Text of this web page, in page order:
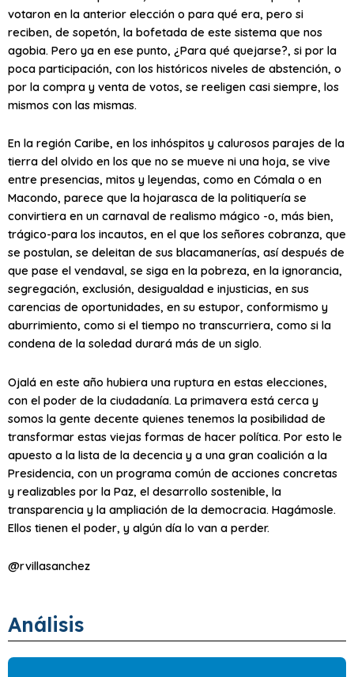
votaron en la anterior elección o para qué era, pero si
reciben, de sopetón, la bofetada de este sistema que nos
agobia. Pero ya en ese punto, ¿Para qué quejarse?, si por la
poca participación, con los históricos niveles de abstención, o
por la compra y venta de votos, se reeligen casi siempre, los
mismos con las mismas.
En la región Caribe, en los inhóspitos y calurosos parajes de la
tierra del olvido en los que no se mueve ni una hoja, se vive
entre presencias, mitos y leyendas, como en Cómala o en
Macondo, parece que la hojarasca de la politiquería se
convirtiera en un carnaval de realismo mágico -o, más bien,
trágico-para los incautos, en el que los señores cobranza, que
se postulan, se deleitan de sus blacamanerías, así después de
que pase el vendaval, se siga en la pobreza, en la ignorancia,
segregación, exclusión, desigualdad e injusticias, en sus
carencias de oportunidades, en su estupor, conformismo y
aburrimiento, como si el tiempo no transcurriera, como si la
condena de la soledad durará más de un siglo.
Ojalá en este año hubiera una ruptura en estas elecciones,
con el poder de la ciudadanía. La primavera está cerca y
somos la gente decente quienes tenemos la posibilidad de
transformar estas viejas formas de hacer política. Por esto le
apuesto a la lista de la decencia y a una gran coalición a la
Presidencia, con un programa común de acciones concretas
y realizables por la Paz, el desarrollo sostenible, la
transparencia y la ampliación de la democracia. Hagámosle.
Ellos tienen el poder, y algún día lo van a perder.
@rvillasanchez
Análisis